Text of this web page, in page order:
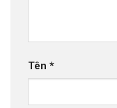
Tên *